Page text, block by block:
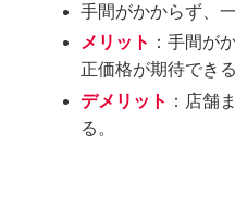
手間がかからず、
メリット ：手間が
正価格が期待できる
デメリット ：店舗
る。